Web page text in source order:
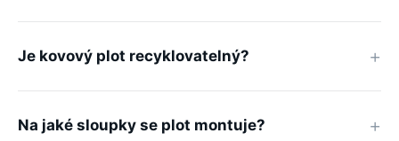
Je kovový plot recyklovatelný?
Na jaké sloupky se plot montuje?